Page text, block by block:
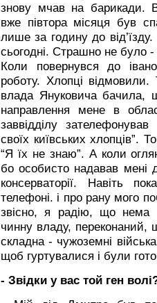
знову мчав на барикади. В
вже півтора місяця був
лише за годину до
сьогодні. Страшно не було
Коли повернувся до
роботу. Хлопці
влада Януковича
направлення мене в
заввідділу
своїх київських хлопців”.
“Я їх не знаю”. А коли
бо особисто надавав мені
консерваторії. Навіть
телефоні. і про рану мого
звісно, я радію, що нема
чинну владу, переконаний,
складна - чужоземні
щоб гуртувалися і були
- Звідки у вас той ген